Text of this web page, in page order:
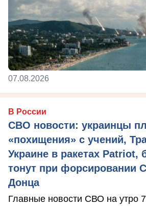
07.08.2026
В России
СВО новости: украинцы
«похищения» с учений,
Украине в ракетах Patriot,
тонут при форсировании
Донца
Главные новости СВО на утро 7